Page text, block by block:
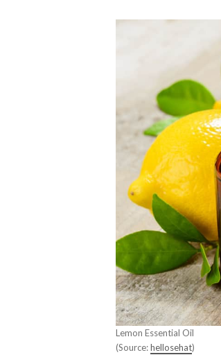
Lemon Essential Oil
(Source:hellosehat)